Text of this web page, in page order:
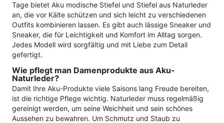
Tage bietet Aku modische Stiefel und Stiefel aus Naturleder
an, die vor Kälte schützen und sich leicht zu verschiedenen
Outfits kombinieren lassen. Es gibt auch lässige Sneaker und
Sneaker, die für Leichtigkeit und Komfort im Alltag sorgen.
Jedes Modell wird sorgfältig und mit Liebe zum Detail
gefertigt.
Wie pflegt man Damenprodukte aus Aku-
Naturleder?
Damit Ihre Aku-Produkte viele Saisons lang Freude bereiten,
ist die richtige Pflege wichtig. Naturleder muss regelmäßig
gereinigt werden, um seine Weichheit und sein schönes
Aussehen zu bewahren. Um Schmutz und Staub zu